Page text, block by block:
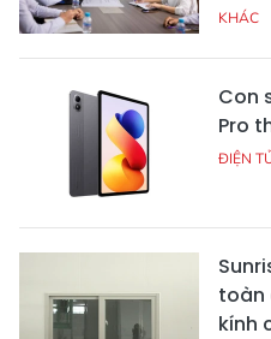
KHÁC
Con
Pro
ĐIỆN
toàn
kính